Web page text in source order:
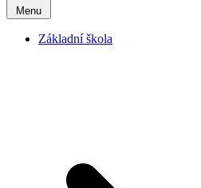
Menu
Základní škola